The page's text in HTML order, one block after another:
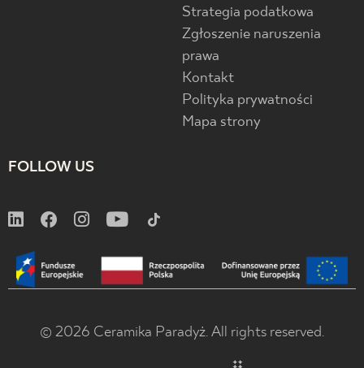
Strategia podatkowa
Zgłoszenie naruszenia
prawa
Kontakt
Polityka prywatności
Mapa strony
FOLLOW US
© 2026 Ceramika Paradyż. All rights reserved.